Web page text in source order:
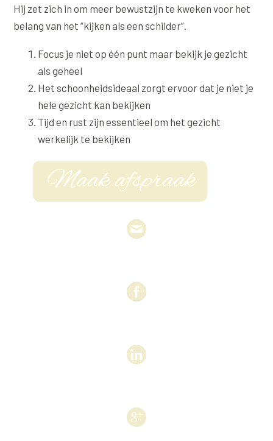
Jukbeenderen
Wangen
CONTOUR & HALS
Rimpels
Saypha Volume
Silhouette Soft
HUID & AANVULLEND
Epionce huidverzorging
Tretinoïne (vitamine A zuur) crème
Instagram Gezicht Profiel
Digitale Nek Profiel
Hij zet zich in om meer bewustzijn te kweken voor het
belang van het “kijken als een schilder”.
Focus je niet op één punt maar bekijk je gezicht
als geheel
Het schoonheidsideaal zorgt ervoor dat je niet je
hele gezicht kan bekijken
Tijd en rust zijn essentieel om het gezicht
werkelijk te bekijken